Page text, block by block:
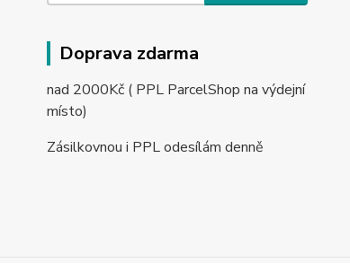
Doprava zdarma
nad 2000Kč ( PPL ParcelShop na výdejní
místo)
Zásilkovnou i PPL odesílám denně